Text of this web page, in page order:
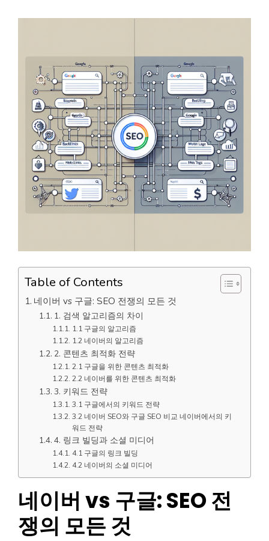
Table of Contents
네이버 vs 구글: SEO 전쟁의 모든 것
1. 검색 알고리즘의 차이
1.1 구글의 알고리즘
1.2 네이버의 알고리즘
2. 콘텐츠 최적화 전략
2.1 구글을 위한 콘텐츠 최적화
2.2 네이버를 위한 콘텐츠 최적화
3. 키워드 전략
3.1 구글에서의 키워드 전략
3.2 네이버 SEO와 구글 SEO 비교 네이버에서의 키
워드 전략
4. 링크 빌딩과 소셜 미디어
4.1 구글의 링크 빌딩
4.2 네이버의 소셜 미디어
네이버 vs 구글: SEO 전
쟁의 모든 것